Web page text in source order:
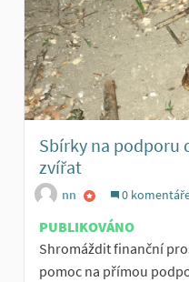
Sbírky na podporu
zvířat
nn 0
PUBLIKOVÁNO
Shromáždit finanční
pomoc na přímou